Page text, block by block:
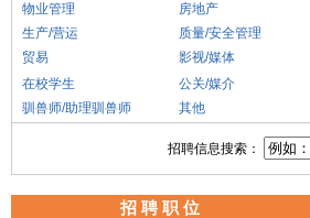
物业管理
房地产
生产/营运
质量/安全管理
贸易
影视/媒体
在校学生
公关/媒介
驯兽师/助理驯兽师
其他
招聘信息搜索：
招 聘 职 位